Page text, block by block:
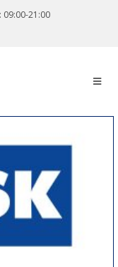
21:00